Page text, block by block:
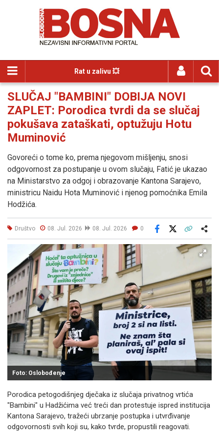
Rat u zalivu 💥
SLUČAJ "BAMBINI" DOBIJA NOVI
ZAPLET: Porodica tvrdi da se slučaj
pokušava zataškati, optužuju Hotu
Muminović
Govoreći o tome ko, prema njegovom mišljenju, snosi
odgovornost za postupanje u ovom slučaju, Fatić je ukazao
na Ministarstvo za odgoj i obrazovanje Kantona Sarajevo,
ministricu Naidu Hota Muminović i njenog pomoćnika Emila
Hodžića.
Društvo 08. Jul. 2026 08. Jul. 2026 0
Facebook
Foto: Oslobođenje
Porodica petogodišnjeg dječaka iz slučaja privatnog vrtića
"Bambini" u Hadžićima već treći dan protestuje ispred institucija
Kantona Sarajevo, tražeći ubrzanje postupka i utvrđivanje
odgovornosti svih koji su, kako tvrde, propustili reagovati.